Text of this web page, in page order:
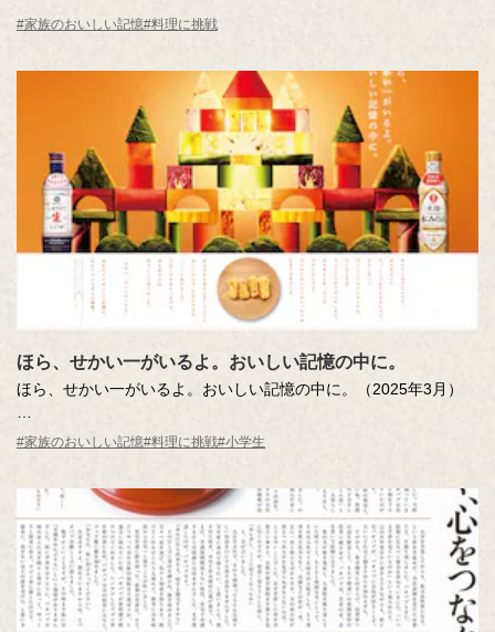
料理をする人が、美しく輝いてみえるような世界を日本の美で描
#家族のおいしい記憶#料理に挑戦
ほら、せかい一がいるよ。おいしい記憶の中に。
ほら、せかい一がいるよ。おいしい記憶の中に。（2025年3月）
第15回「あなたの『おいしい記憶』をおしえてください。」エッ
「おいしい記憶」は、今日もそれぞれの「わが家」を輝かせま
す。「せかい一」しあわせなお姫さまや王子さまの住むお城のよ
うに。
#家族のおいしい記憶#料理に挑戦#小学生